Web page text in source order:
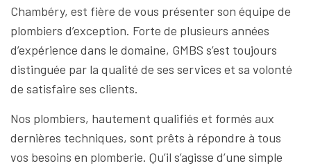
Chambéry, est fière de vous présenter son équipe de
plombiers d’exception. Forte de plusieurs années
d’expérience dans le domaine, GMBS s’est toujours
distinguée par la qualité de ses services et sa volonté
de satisfaire ses clients.
Nos plombiers, hautement qualifiés et formés aux
dernières techniques, sont prêts à répondre à tous
vos besoins en plomberie. Qu’il s’agisse d’une simple